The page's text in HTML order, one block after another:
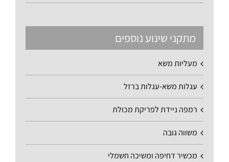
מתקני שינוע נוספים
מעליות משא
עגלות משא-עגלות ברזל
רמפה ניידת לפריקת מכולת
משווה גובה
מכשיר דחיפה ומשיכה חשמלי